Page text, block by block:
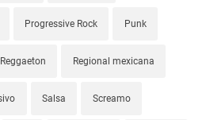
Progressive Rock Punk
Reggaeton Regional mexicana
Salsa Screamo